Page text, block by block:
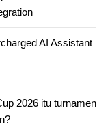
AI Assistant
2026 itu turnamen